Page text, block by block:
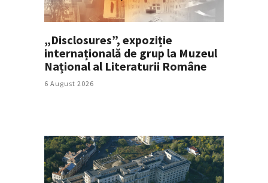
„Disclosures”, expoziție
internațională de grup la Muzeul
Național al Literaturii Române
6 August 2026